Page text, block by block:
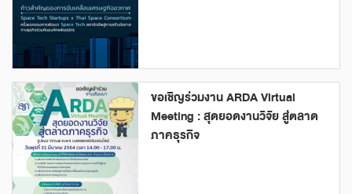
ขอเชิญร่วมงาน ARDA Virtual
Meeting : สุดยอดงานวิจัย สู่ตลาด
ภาคธุรกิจ